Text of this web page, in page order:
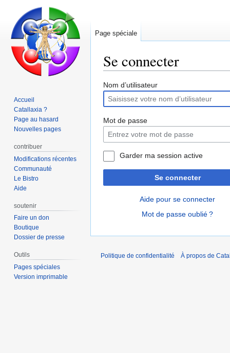
Se connecter
Aller
la
navigation
Aller
la
recherche
Nom d’utilisateur
Mot de passe
Garder ma session active
Se connecter
Aide pour se connecter
Mot de passe oublié ?
Page spéciale
Accueil
Catallaxia ?
Page au hasard
Nouvelles pages
contribuer
Modifications récentes
Communauté
Le Bistro
Aide
soutenir
Faire un don
Boutique
Dossier de presse
Outils
Pages spéciales
Version imprimable
Politique de confidentialité À propos de